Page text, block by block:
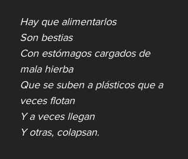
Hay que alimentarlos
Son bestias
Con estómagos cargados de
mala hierba
Que se suben a plásticos que a
veces flotan
Y a veces llegan
Y otras, colapsan.